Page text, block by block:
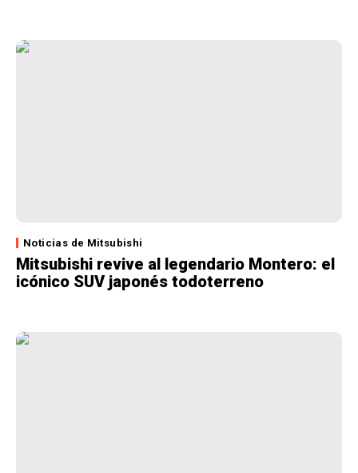
Noticias de Mitsubishi
Mitsubishi revive al legendario Montero: el
icónico SUV japonés todoterreno